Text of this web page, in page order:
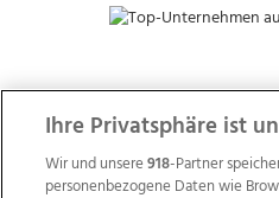
ZUR
Ihre Privatsphäre ist
Wir und unsere918-Partner
personenbezogene Daten wie